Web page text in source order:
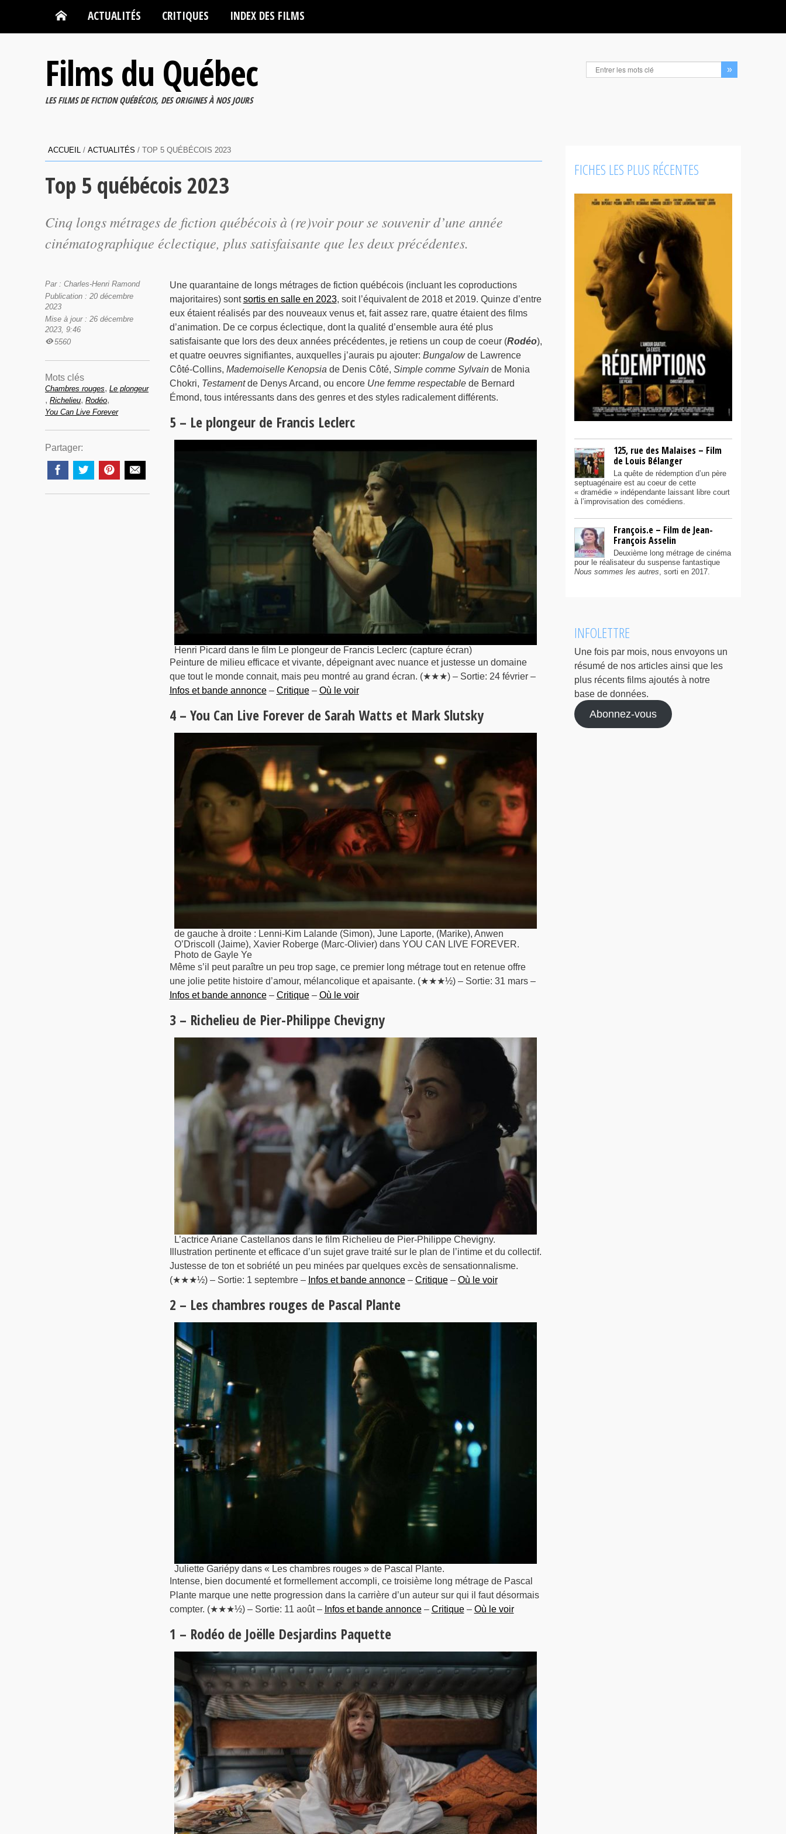
ACTUALITÉS CRITIQUES INDEX DES FILMS
Films du Québec
LES FILMS DE FICTION QUÉBÉCOIS, DES ORIGINES À NOS JOURS
ACCUEIL / ACTUALITÉS / TOP 5 QUÉBÉCOIS 2023
Top 5 québécois 2023
Cinq longs métrages de fiction québécois à (re)voir pour se souvenir d’une année
cinématographique éclectique, plus satisfaisante que les deux précédentes.
Une quarantaine de longs métrages de fiction québécois (incluant les coproductions
majoritaires) sontsortis en salle en 2023, soit l’équivalent de 2018 et 2019. Quinze d’entre
eux étaient réalisés par des nouveaux venus et, fait assez rare, quatre étaient des films
d’animation. De ce corpus éclectique, dont la qualité d’ensemble aura été plus
satisfaisante que lors des deux années précédentes, je retiens un coup de coeur (Rodéo),
et quatre oeuvres signifiantes, auxquelles j’aurais pu ajouter: Bungalowde Lawrence
Côté-Collins, Mademoiselle Kenopsia de Denis Côté, Simple comme Sylvainde Monia
Chokri, Testamentde Denys Arcand, ou encore Une femme respectablede Bernard
Émond, tous intéressants dans des genres et des styles radicalement différents.
5 – Le plongeur de Francis Leclerc
Henri Picard dans le film Le plongeur de Francis Leclerc (capture écran)
Peinture de milieu efficace et vivante, dépeignant avec nuance et justesse un domaine
que tout le monde connait, mais peu montré au grand écran. (★★★) – Sortie: 24 février –
Infos et bande annonce– Critique– Où le voir
4 – You Can Live Forever de Sarah Watts et Mark Slutsky
de gauche à droite : Lenni-Kim Lalande (Simon), June Laporte, (Marike), Anwen
O’Driscoll (Jaime), Xavier Roberge (Marc-Olivier) dans YOU CAN LIVE FOREVER.
Photo de Gayle Ye
Même s’il peut paraître un peu trop sage, ce premier long métrage tout en retenue offre
une jolie petite histoire d’amour, mélancolique et apaisante. (★★★½) – Sortie: 31 mars –
Infos et bande annonce– Critique– Où le voir
3 – Richelieu de Pier-Philippe Chevigny
L’actrice Ariane Castellanos dans le film Richelieu de Pier-Philippe Chevigny.
Illustration pertinente et efficace d’un sujet grave traité sur le plan de l’intime et du collectif.
Justesse de ton et sobriété un peu minées par quelques excès de sensationnalisme.
(★★★½) – Sortie: 1 septembre – Infos et bande annonce– Critique– Où le voir
2 – Les chambres rouges de Pascal Plante
Juliette Gariépy dans « Les chambres rouges » de Pascal Plante.
Intense, bien documenté et formellement accompli, ce troisième long métrage de Pascal
Plante marque une nette progression dans la carrière d’un auteur sur qui il faut désormais
compter. (★★★½) – Sortie: 11 août – Infos et bande annonce– Critique– Où le voir
1 – Rodéo de Joëlle Desjardins Paquette
Par : Charles-Henri Ramond
Publication : 20 décembre
2023
Mise à jour : 26 décembre
2023, 9:46
5560
Mots clés
Chambres rouges, Le plongeur
, Richelieu, Rodéo,
You Can Live Forever
Partager:
FICHES LES PLUS RÉCENTES
125, rue des Malaises – Film
de Louis Bélanger
La quête de rédemption d’un père
septuagénaire est au coeur de cette
« dramédie » indépendante laissant libre court
à l’improvisation des comédiens.
François.e – Film de Jean-
François Asselin
Deuxième long métrage de cinéma
pour le réalisateur du suspense fantastique
Nous sommes les autres, sorti en 2017.
INFOLETTRE
Une fois par mois, nous envoyons un
résumé de nos articles ainsi que les
plus récents films ajoutés à notre
base de données.
Abonnez-vous